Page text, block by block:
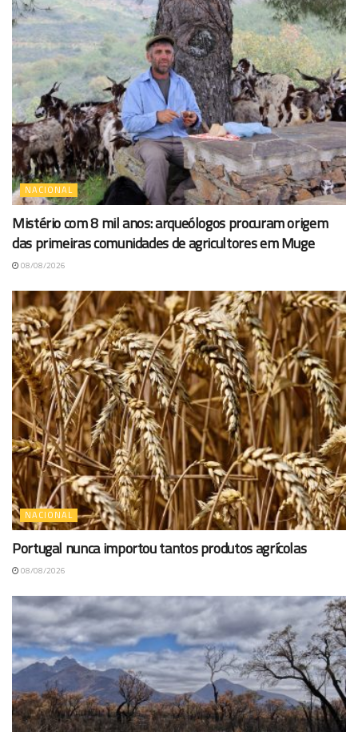
NACIONAL
Mistério com 8 mil anos: arqueólogos procuram origem
das primeiras comunidades de agricultores em Muge
08/08/2026
NACIONAL
Portugal nunca importou tantos produtos agrícolas
08/08/2026